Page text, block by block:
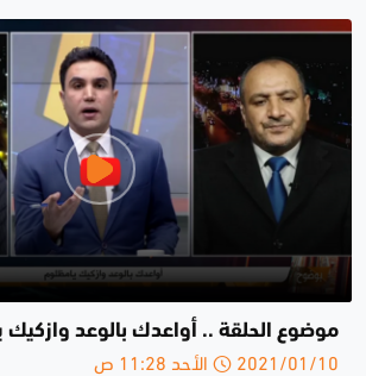
موضوع الحلقة .. أواعدك بالوعد وازكيك
2021/01/10 الأحد 11:28 ص